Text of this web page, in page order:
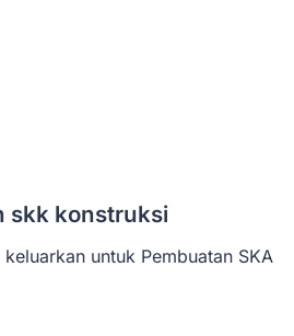
skk konstruksi
untuk Pembuatan SKA